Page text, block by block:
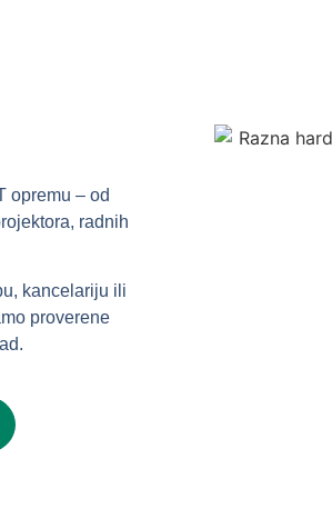
opremu – od
radnih
kancelariju ili
proverene